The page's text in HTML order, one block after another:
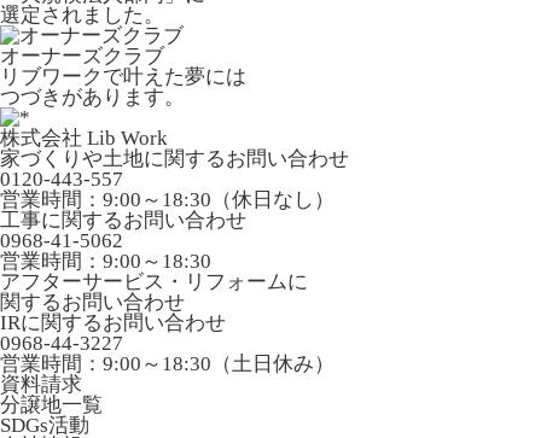
選定されました。
オーナーズクラブ
リブワークで叶えた夢には
つづきがあります。
株式会社 Lib Work
家づくりや土地に関するお問い合わせ
0120-443-557
営業時間：9:00～18:30（休日なし）
工事に関するお問い合わせ
0968-41-5062
営業時間：9:00～18:30
アフターサービス・リフォームに
関するお問い合わせ
IRに関するお問い合わせ
0968-44-3227
営業時間：9:00～18:30（土日休み）
資料請求
分譲地一覧
SDGs活動